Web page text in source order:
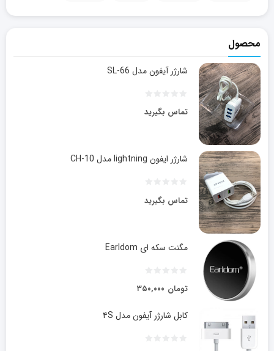
محصول
شارژر آیفون مدل SL-66
تماس بگیرید
شارژر ایفون lightning مدل CH-10
تماس بگیرید
مگنت سکه ای Earldom
۳۵۰,۰۰۰ تومان
کابل شارژر آیفون مدل ۴S